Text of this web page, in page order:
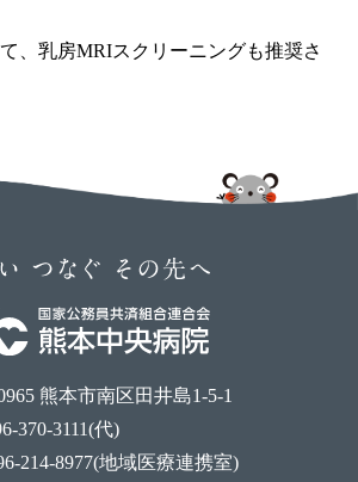
、乳房MRIスクリーニングも推奨さ
熊本市南区田井島1-5-1
370-3111(代)
214-8977(地域医療連携室)